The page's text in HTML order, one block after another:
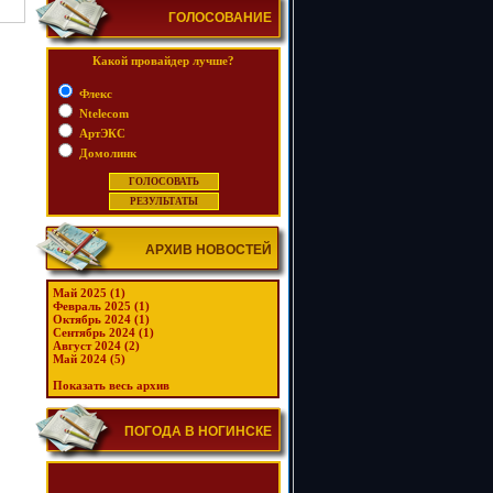
ГОЛОСОВАНИЕ
Какой провайдер лучше?
Флекс
Ntelecom
АртЭКС
Домолинк
АРХИВ НОВОСТЕЙ
Май 2025 (1)
Февраль 2025 (1)
Октябрь 2024 (1)
Сентябрь 2024 (1)
Август 2024 (2)
Май 2024 (5)
Показать весь архив
ПОГОДА В НОГИНСКЕ